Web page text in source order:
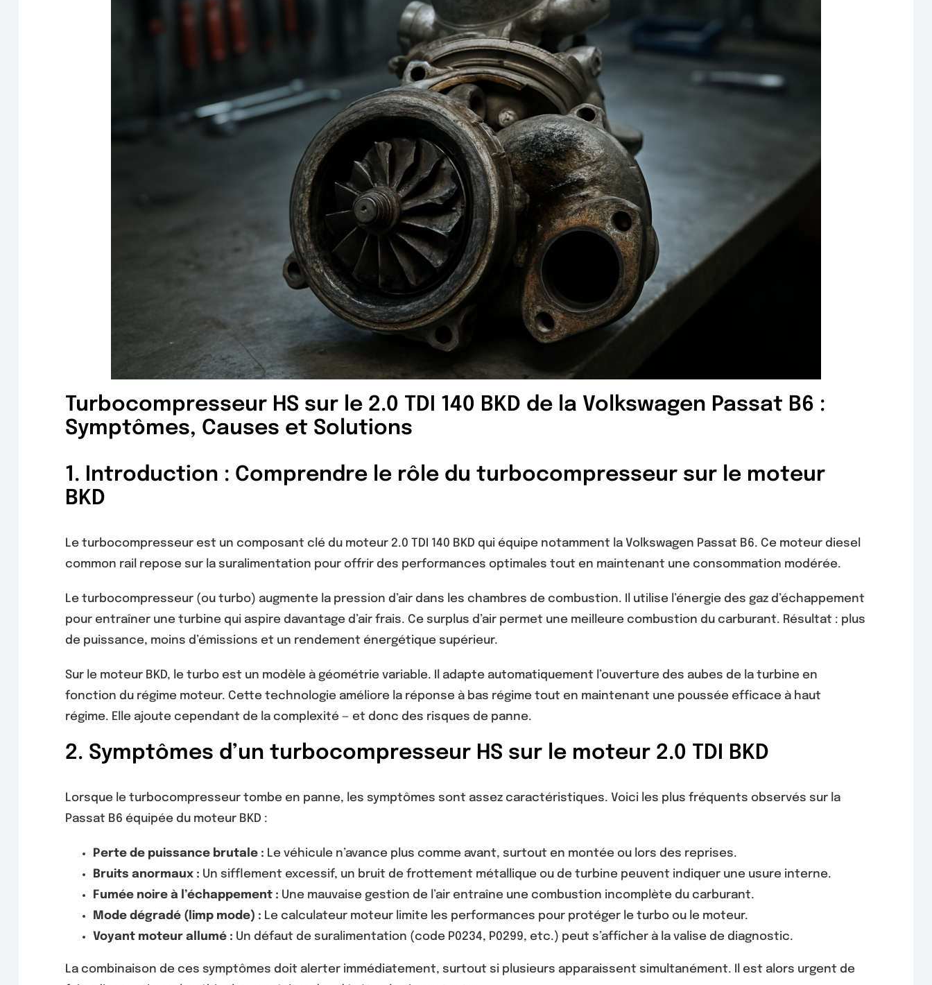
Turbocompresseur HS sur le 2.0 TDI 140 BKD de la Volkswagen Passat B6 :
Symptômes, Causes et Solutions
1. Introduction : Comprendre le rôle du turbocompresseur sur le moteur
BKD
Le turbocompresseur est un composant clé du moteur 2.0 TDI 140 BKD qui équipe notamment la Volkswagen Passat B6. Ce moteur diesel
common rail repose sur la suralimentation pour offrir des performances optimales tout en maintenant une consommation modérée.
Le turbocompresseur (ou turbo) augmente la pression d’air dans les chambres de combustion. Il utilise l’énergie des gaz d’échappement
pour entraîner une turbine qui aspire davantage d’air frais. Ce surplus d’air permet une meilleure combustion du carburant. Résultat : plus
de puissance, moins d’émissions et un rendement énergétique supérieur.
Sur le moteur BKD, le turbo est un modèle à géométrie variable. Il adapte automatiquement l’ouverture des aubes de la turbine en
fonction du régime moteur. Cette technologie améliore la réponse à bas régime tout en maintenant une poussée efficace à haut
régime. Elle ajoute cependant de la complexité — et donc des risques de panne.
2. Symptômes d’un turbocompresseur HS sur le moteur 2.0 TDI BKD
Lorsque le turbocompresseur tombe en panne, les symptômes sont assez caractéristiques. Voici les plus fréquents observés sur la
Passat B6 équipée du moteur BKD :
Perte de puissance brutale : Le véhicule n’avance plus comme avant, surtout en montée ou lors des reprises.
Bruits anormaux : Un sifflement excessif, un bruit de frottement métallique ou de turbine peuvent indiquer une usure interne.
Fumée noire à l’échappement : Une mauvaise gestion de l’air entraîne une combustion incomplète du carburant.
Mode dégradé (limp mode) : Le calculateur moteur limite les performances pour protéger le turbo ou le moteur.
Voyant moteur allumé : Un défaut de suralimentation (code P0234, P0299, etc.) peut s’afficher à la valise de diagnostic.
La combinaison de ces symptômes doit alerter immédiatement, surtout si plusieurs apparaissent simultanément. Il est alors urgent de